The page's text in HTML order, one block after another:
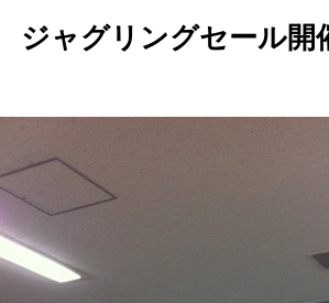
ジャグリングセール開